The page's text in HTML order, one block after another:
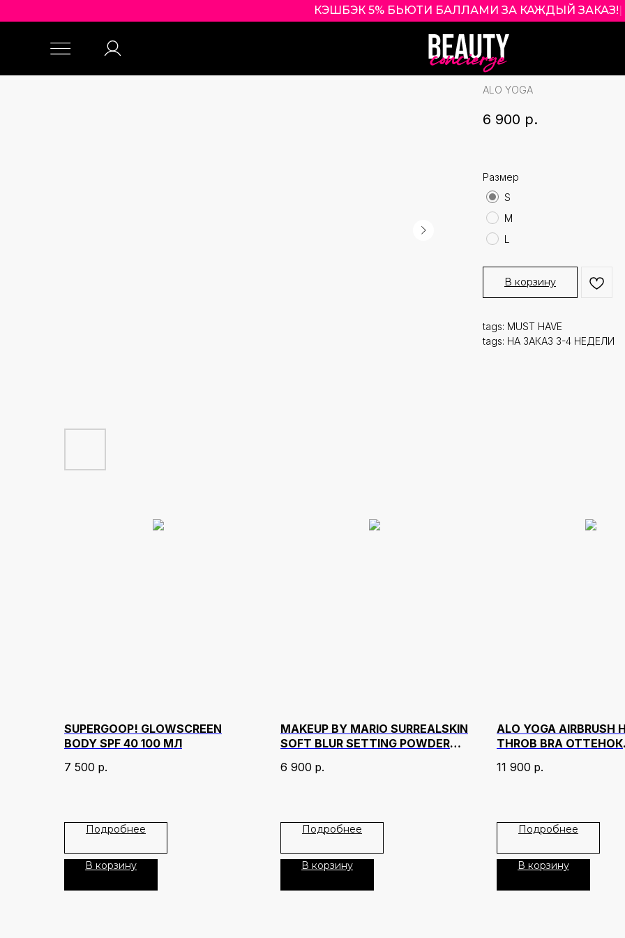
КЭШБЭК 5% БЬЮТИ БАЛЛАМИ ЗА КАЖДЫЙ ЗАКАЗ!|
ALO YOGA
ОТТЕНОК
ALO YOGA
6 900 р.
Размер
S
M
L
В корзину
tags: MUST HAVE
tags: НА ЗАКАЗ 3-4 НЕДЕЛИ
SUPERGOOP! GLOWSCREEN
BODY SPF 40 100 МЛ
7 500 р.
Подробнее
В корзину
MAKEUP BY MARIO SURREALSKIN
SOFT BLUR SETTING POWDER
6 900 р.
Подробнее
В корзину
ALO YOGA AIRBRUSH
THROB BRA ОТТЕНОК
11 900 р.
Подробнее
В корзину